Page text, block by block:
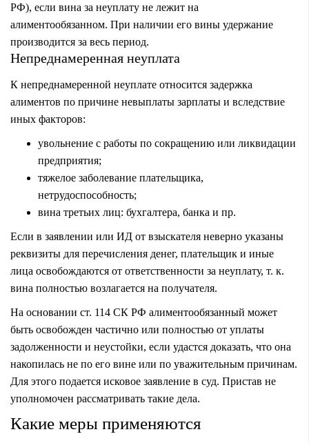
РФ), если вина за неуплату не лежит на
алиментообязанном. При наличии его вины удержание
производится за весь период.
Непреднамеренная неуплата
К непреднамеренной неуплате относится задержка
алиментов по причине невыплаты зарплаты и вследствие
иных факторов:
увольнение с работы по сокращению или ликвидации
предприятия;
тяжелое заболевание плательщика,
нетрудоспособность;
вина третьих лиц: бухгалтера, банка и пр.
Если в заявлении или ИД от взыскателя неверно указаны
реквизиты для перечисления денег, плательщик и иные
лица освобождаются от ответственности за неуплату, т. к.
вина полностью возлагается на получателя.
На основании ст. 114 СК РФ алиментообязанный может
быть освобожден частично или полностью от уплаты
задолженности и неустойки, если удастся доказать, что она
накопилась не по его вине или по уважительным причинам.
Для этого подается исковое заявление в суд. Пристав не
уполномочен рассматривать такие дела.
Какие меры применяются